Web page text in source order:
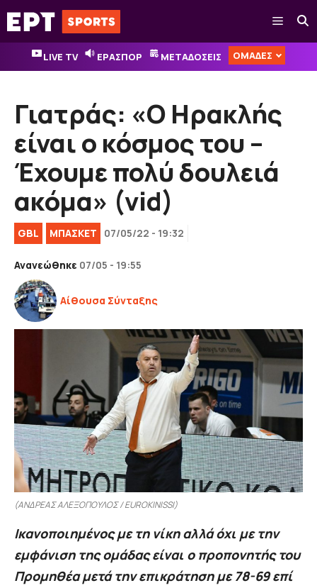
Μετάβαση
σε
περιεχόμενο
Μενού
LIVE TV ΕΡΑΣΠΟΡ ΜΕΤΑΔΟΣΕΙΣ ΟΜΑΔΕΣ
Γιατράς: «Ο Ηρακλής
είναι ο κόσμος του –
Έχουμε πολύ δουλειά
ακόμα» (vid)
GBL ΜΠΑΣΚΕΤ 07/05/22 - 19:32
Ανανεώθηκε 07/05 - 19:55
Αίθουσα Σύνταξης
(ΑΝΔΡΕΑΣ ΑΛΕΞΟΠΟΥΛΟΣ / EUROKINISSI)
Ικανοποιημένος με τη νίκη αλλά όχι με την
εμφάνιση της ομάδας είναι ο προπονητής του
Προμηθέα μετά την επικράτηση με 78-69 επί